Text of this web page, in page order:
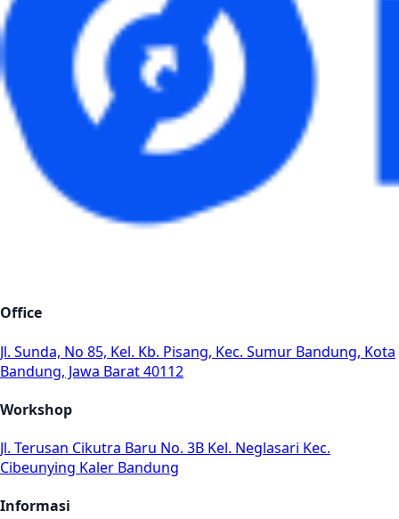
Office
Jl. Sunda, No 85, Kel. Kb. Pisang, Kec. Sumur Bandung, Kota
Bandung, Jawa Barat 40112
Workshop
Jl. Terusan Cikutra Baru No. 3B Kel. Neglasari Kec.
Cibeunying Kaler Bandung
Informasi